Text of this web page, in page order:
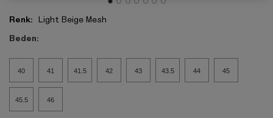
Renk: Light Beige Mesh
Beden:
40 41 41.5 42 43 43.5 44 45
45.5 46